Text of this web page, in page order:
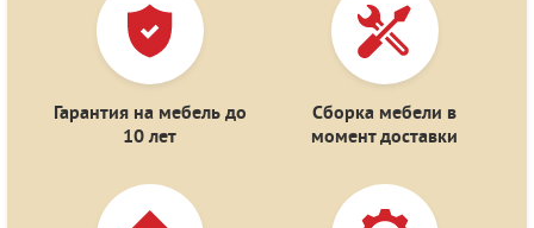
Гарантия на мебельдо
10 лет
Сборка мебели в
моментдоставки